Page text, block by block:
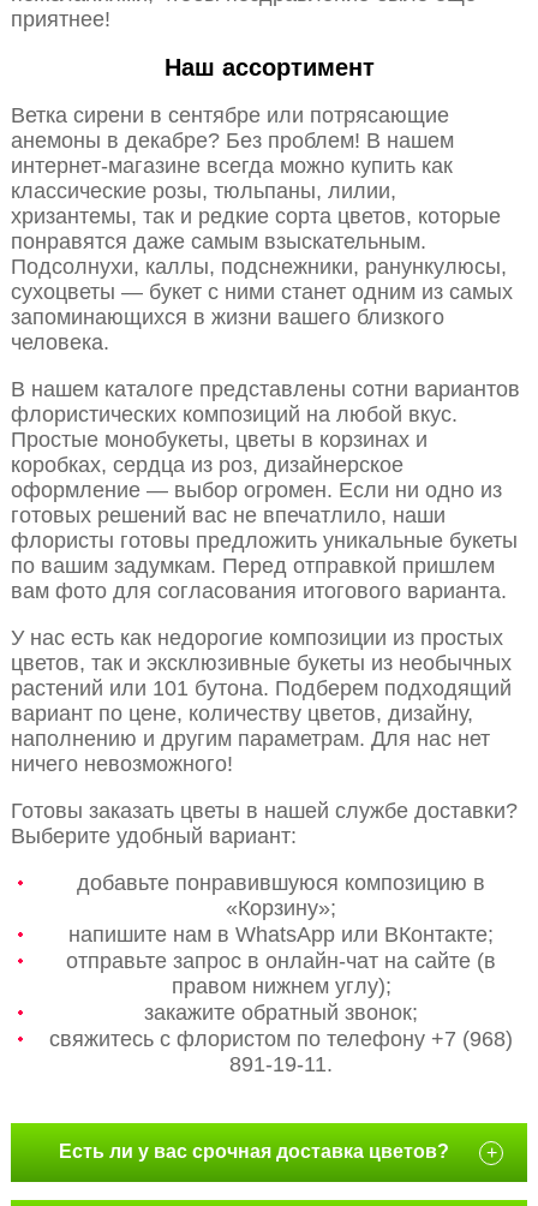
приятнее!
Наш ассортимент
Ветка сирени в сентябре или потрясающие
анемоны в декабре? Без проблем! В нашем
интернет-магазине всегда можно купить как
классические розы, тюльпаны, лилии,
хризантемы, так и редкие сорта цветов, которые
понравятся даже самым взыскательным.
Подсолнухи, каллы, подснежники, ранункулюсы,
сухоцветы — букет с ними станет одним из самых
запоминающихся в жизни вашего близкого
человека.
В нашем каталоге представлены сотни вариантов
флористических композиций на любой вкус.
Простые монобукеты, цветы в корзинах и
коробках, сердца из роз, дизайнерское
оформление — выбор огромен. Если ни одно из
готовых решений вас не впечатлило, наши
флористы готовы предложить уникальные букеты
по вашим задумкам. Перед отправкой пришлем
вам фото для согласования итогового варианта.
У нас есть как недорогие композиции из простых
цветов, так и эксклюзивные букеты из необычных
растений или 101 бутона. Подберем подходящий
вариант по цене, количеству цветов, дизайну,
наполнению и другим параметрам. Для нас нет
ничего невозможного!
Готовы заказать цветы в нашей службе доставки?
Выберите удобный вариант:
добавьте понравившуюся композицию в
«Корзину»;
напишите нам в WhatsApp или ВКонтакте;
отправьте запрос в онлайн-чат на сайте (в
правом нижнем углу);
закажите обратный звонок;
свяжитесь с флористом по телефону +7 (968)
891-19-11.
Есть ли у вас срочная доставка цветов? +